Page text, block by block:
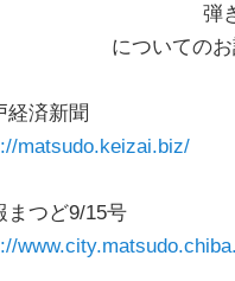
弾
についての
経済新聞
matsudo.keizai.biz/
まつど9/15号